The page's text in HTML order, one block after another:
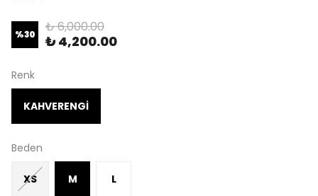
%30 ₺ 6,000.00
₺ 4,200.00
Renk
KAHVERENGİ
Beden
XS M L